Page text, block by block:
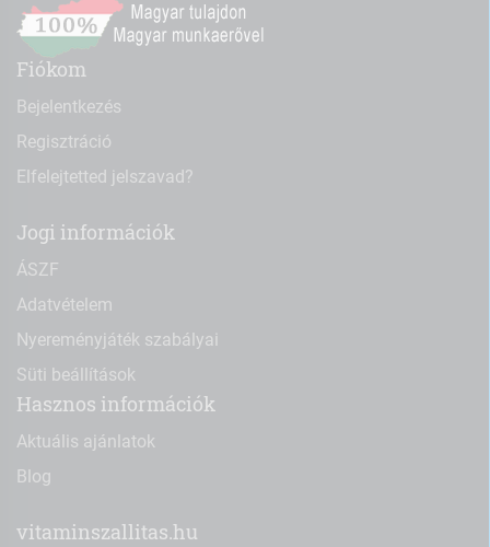
Fiókom
Bejelentkezés
Regisztráció
Elfelejtetted jelszavad?
Jogi információk
ÁSZF
Adatvételem
Nyereményjáték szabályai
Süti beállítások
Hasznos információk
Aktuális ajánlatok
Blog
vitaminszallitas.hu